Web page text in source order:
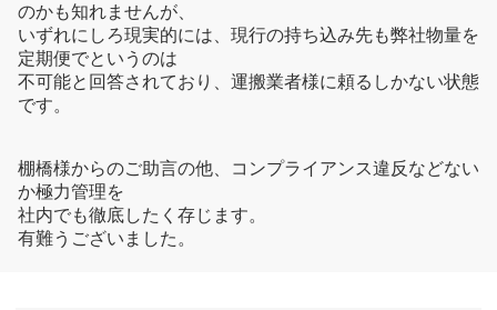
のかも知れませんが、
いずれにしろ現実的には、現行の持ち込み先も弊社物量を
定期便でというのは
不可能と回答されており、運搬業者様に頼るしかない状態
です。
棚橋様からのご助言の他、コンプライアンス違反などない
か極力管理を
社内でも徹底したく存じます。
有難うございました。